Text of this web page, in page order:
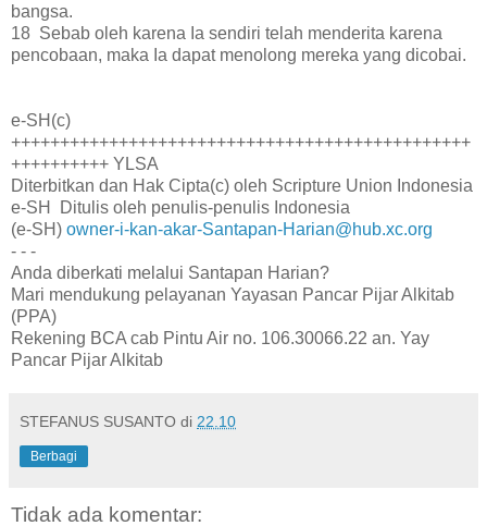
bangsa.
18 Sebab oleh karena Ia sendiri telah menderita karena
pencobaan, maka Ia dapat menolong mereka yang dicobai.
e-SH(c)
+++++++++++++++++++++++++++++++++++++++++++++++
++++++++++ YLSA
Diterbitkan dan Hak Cipta(c) oleh Scripture Union Indonesia
e-SH Ditulis oleh penulis-penulis Indonesia
(e-SH) owner-i-kan-akar-Santapan-Harian@hub.xc.org
- - -
Anda diberkati melalui Santapan Harian?
Mari mendukung pelayanan Yayasan Pancar Pijar Alkitab
(PPA)
Rekening BCA cab Pintu Air no. 106.30066.22 an. Yay
Pancar Pijar Alkitab
STEFANUS SUSANTO di 22.10
Berbagi
Tidak ada komentar: